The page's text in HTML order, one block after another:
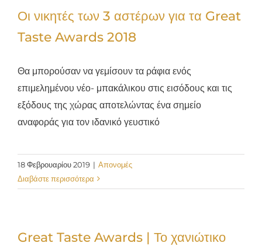
Οι νικητές των 3 αστέρων για τα Great
Taste Awards 2018
Θα μπορούσαν να γεμίσουν τα ράφια ενός
επιμελημένου νέο- μπακάλικου στις εισόδους και τις
εξόδους της χώρας αποτελώντας ένα σημείο
αναφοράς για τον ιδανικό γευστικό
18 Φεβρουαρίου 2019 | Απονομές
Διαβάστε περισσότερα
Great Taste Awards | Το χανιώτικο